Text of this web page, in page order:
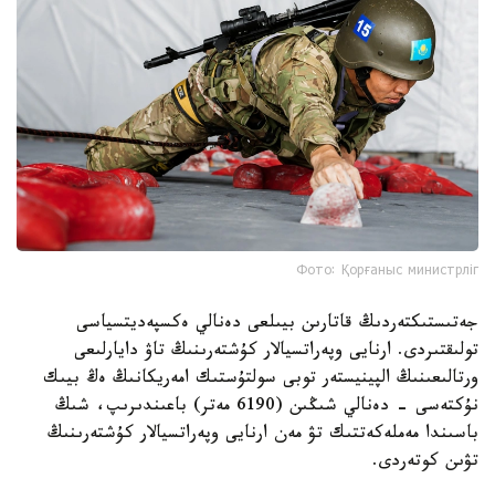
Фото: Қорғаныс министрліг
جەتىستىكتەردىڭ قاتارىن بيىلعى دەنالي ەكسپەديتسياسى
تولىقتىردى. ارنايى وپەراتسيالار كۇشتەرىنىڭ تاۋ دايارلىعى
ورتالىعىنىڭ الپينيستەر توبى سولتۇستىك امەريكانىڭ ەڭ بيىك
نۇكتەسى - دەنالي شىڭىن (6190 مەتر) باعىندىرىپ، شىڭ
باسىندا مەملەكەتتىك تۋ مەن ارنايى وپەراتسيالار كۇشتەرىنىڭ
تۋىن كوتەردى.